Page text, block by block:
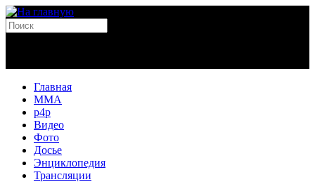
Главная
MMA
p4p
Видео
Фото
Досье
Энциклопедия
Трансляции